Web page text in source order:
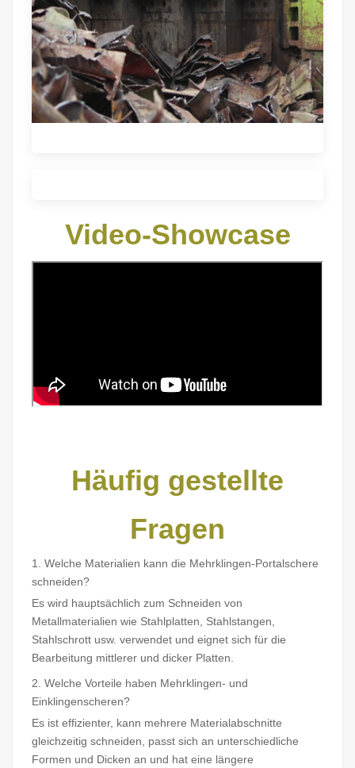
Video-Showcase
Häufig gestellte
Fragen
1. Welche Materialien kann die Mehrklingen-Portalschere
schneiden?
Es wird hauptsächlich zum Schneiden von
Metallmaterialien wie Stahlplatten, Stahlstangen,
Stahlschrott usw. verwendet und eignet sich für die
Bearbeitung mittlerer und dicker Platten.
2. Welche Vorteile haben Mehrklingen- und
Einklingenscheren?
Es ist effizienter, kann mehrere Materialabschnitte
gleichzeitig schneiden, passt sich an unterschiedliche
Formen und Dicken an und hat eine längere